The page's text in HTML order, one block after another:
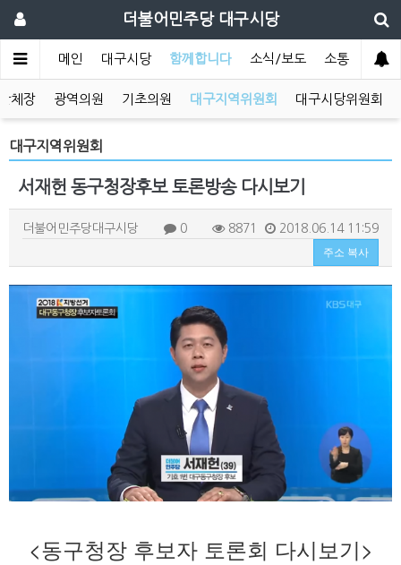
더불어민주당 대구시당
메인 대구시당 함께합니다 소식/보도 소통
체장 광역의원 기초의원 대구지역위원회 대구시당위원회
대구지역위원회
서재헌 동구청장후보 토론방송 다시보기
더불어민주당대구시당 0 8871
2018.06.14 11:59
주소 복사
<동구청장 후보자 토론회 다시보기>